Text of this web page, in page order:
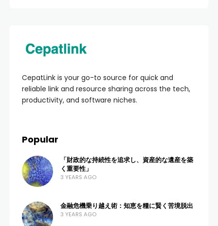
CepatLink is your go-to source for quick and
reliable link and resource sharing across the tech,
productivity, and software niches.
Popular
「財政的な持続性を追求し、資産的な遺産を築
く重要性」
3 YEARS AGO
金融危機乗り越え術：知恵を糧に賢く苦境脱出
3 YEARS AGO